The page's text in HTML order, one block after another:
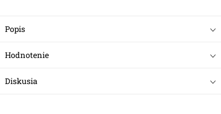
Popis
Hodnotenie
Diskusia